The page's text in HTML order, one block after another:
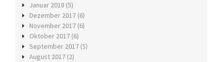
Januar 2018 (5)
Dezember 2017 (6)
November 2017 (6)
Oktober 2017 (6)
September 2017 (5)
August 2017 (2)